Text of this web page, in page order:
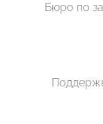
Бюро по